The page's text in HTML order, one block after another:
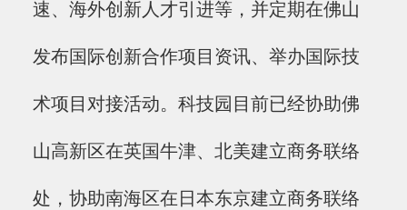
速、海外创新人才引进等，并定期在佛山
发布国际创新合作项目资讯、举办国际技
术项目对接活动。科技园目前已经协助佛
山高新区在英国牛津、北美建立商务联络
处，协助南海区在日本东京建立商务联络